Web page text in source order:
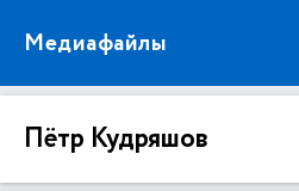
Медиафайлы
Пётр Кудряшов